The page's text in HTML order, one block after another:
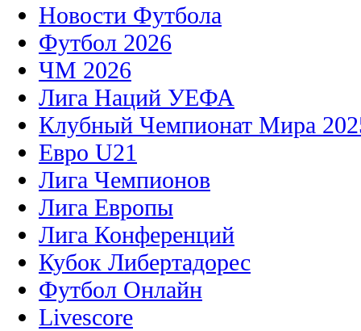
Новости Футбола
Футбол 2026
ЧМ 2026
Лига Наций УЕФА
Клубный Чемпионат Мира
Евро U21
Лига Чемпионов
Лига Европы
Лига Конференций
Кубок Либертадорес
Футбол Онлайн
Livescore